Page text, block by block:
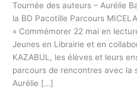
Tournée des auteurs – Aurélie
la BD Pacotille Parcours
« Commémorer 22 mai en
Jeunes en Librairie et en
KAZABUL, les élèves et leurs
parcours de rencontres avec la
Aurélie […]